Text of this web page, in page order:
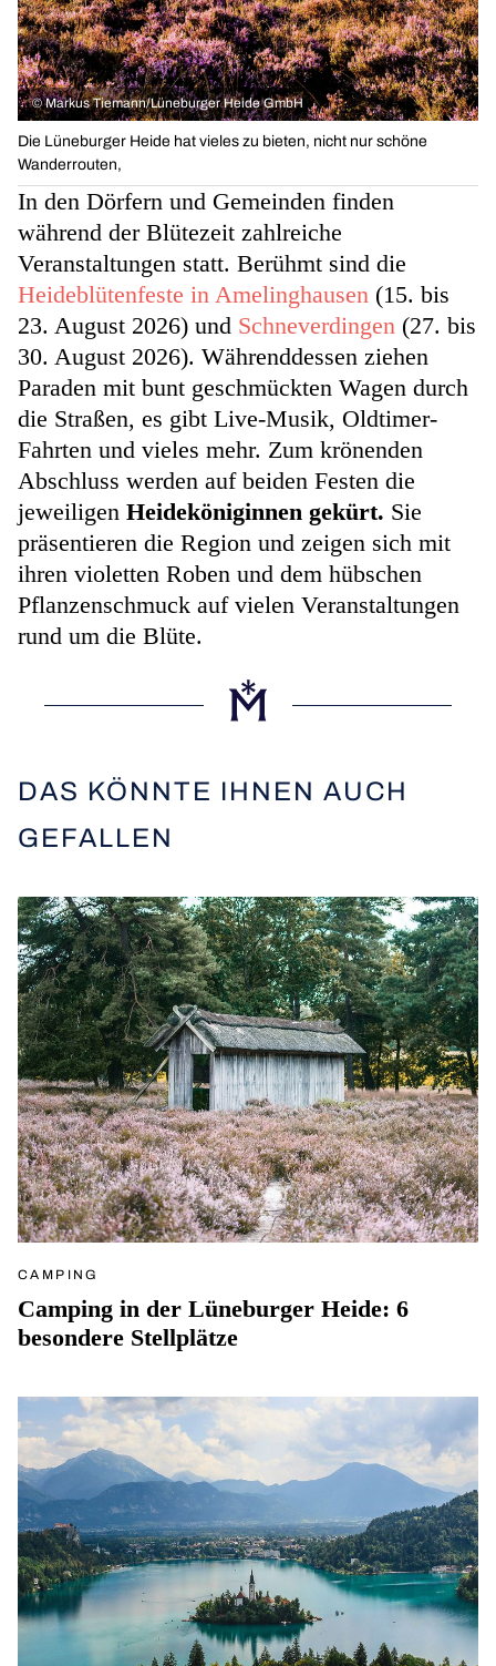
© Markus Tiemann/Lüneburger Heide GmbH
Die Lüneburger Heide hat vieles zu bieten, nicht nur schöne
Wanderrouten,
In den Dörfern und Gemeinden finden
während der Blütezeit zahlreiche
Veranstaltungen statt. Berühmt sind die
Heideblütenfeste in Amelinghausen (15. bis
23. August 2026) und Schneverdingen (27. bis
30. August 2026). Währenddessen ziehen
Paraden mit bunt geschmückten Wagen durch
die Straßen, es gibt Live-Musik, Oldtimer-
Fahrten und vieles mehr. Zum krönenden
Abschluss werden auf beiden Festen die
jeweiligen Heideköniginnen gekürt. Sie
präsentieren die Region und zeigen sich mit
ihren violetten Roben und dem hübschen
Pflanzenschmuck auf vielen Veranstaltungen
rund um die Blüte.
DAS KÖNNTE IHNEN AUCH
GEFALLEN
CAMPING
Camping in der Lüneburger Heide: 6
besondere Stellplätze